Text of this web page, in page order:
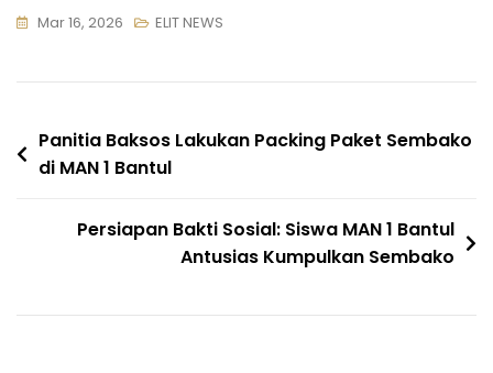
Mar 16, 2026 ELIT NEWS
Navigasi
pos
Panitia Baksos Lakukan Packing Paket Sembako
di MAN 1 Bantul
Persiapan Bakti Sosial: Siswa MAN 1 Bantul
Antusias Kumpulkan Sembako